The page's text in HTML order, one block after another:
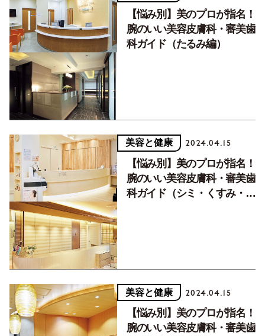
【悩み別】美のプロが指名！
腕のいい美容皮膚科・審美歯
科ガイド（たるみ編）
美容と健康 2024.04.15
【悩み別】美のプロが指名！
腕のいい美容皮膚科・審美歯
科ガイド（シミ・くすみ・毛
美容と健康 2024.04.15
【悩み別】美のプロが指名！
腕のいい美容皮膚科・審美歯